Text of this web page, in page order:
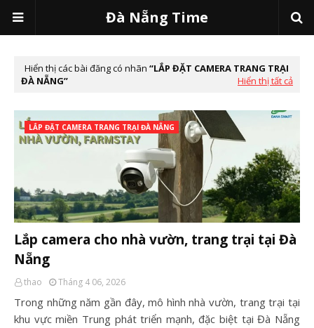
Đà Nẵng Time
Hiển thị các bài đăng có nhãn
LẮP ĐẶT CAMERA TRANG TRẠI
ĐÀ NẴNG
Hiển thị tất cả
LẮP ĐẶT CAMERA TRANG TRẠI ĐÀ NẴNG
Lắp camera cho nhà vườn, trang trại tại Đà
Nẵng
thao Tháng 4 06, 2026
Trong những năm gần đây, mô hình nhà vườn, trang trại tại
khu vực miền Trung phát triển mạnh, đặc biệt tại Đà Nẵng